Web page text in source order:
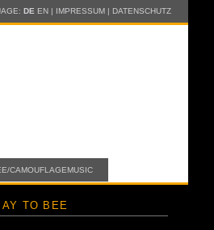
DE EN| IMPRESSUM| DATENSCHUTZ
CAMOUFLAGEMUSIC
TO BEE